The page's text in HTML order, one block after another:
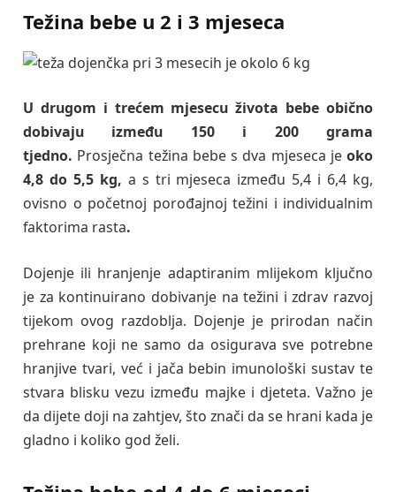
Težina bebe u 2 i 3 mjeseca
U drugom i trećem mjesecu života bebe obično
dobivaju između 150 i 200 grama
tjedno. Prosječna težina bebe s dva mjeseca je oko
4,8 do 5,5 kg, a s tri mjeseca između 5,4 i 6,4 kg,
ovisno o početnoj porođajnoj težini i individualnim
faktorima rasta.
Dojenje ili hranjenje adaptiranim mlijekom ključno
je za kontinuirano dobivanje na težini i zdrav razvoj
tijekom ovog razdoblja. Dojenje je prirodan način
prehrane koji ne samo da osigurava sve potrebne
hranjive tvari, već i jača bebin imunološki sustav te
stvara blisku vezu između majke i djeteta. Važno je
da dijete doji na zahtjev, što znači da se hrani kada je
gladno i koliko god želi.